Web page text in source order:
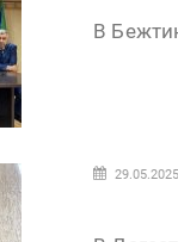
В
29.05.2025